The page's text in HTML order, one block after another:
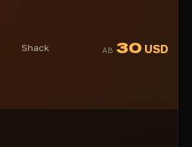
Shack AB 30 USD